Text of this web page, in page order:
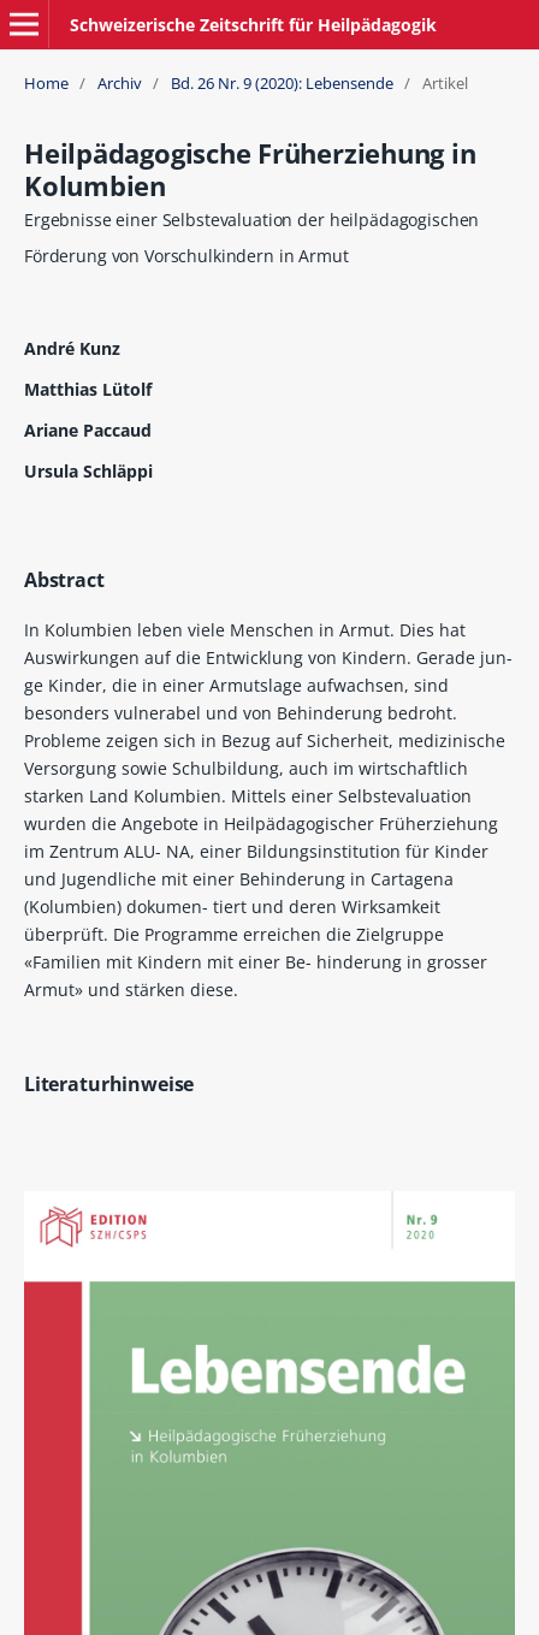
Schweizerische Zeitschrift für Heilpädagogik
Home / Archiv / Bd. 26 Nr. 9 (2020): Lebensende / Artikel
Heilpädagogische Früherziehung in
Kolumbien
Ergebnisse einer Selbstevaluation der heilpädagogischen
Förderung von Vorschulkindern in Armut
André Kunz
Matthias Lütolf
Ariane Paccaud
Ursula Schläppi
Abstract
In Kolumbien leben viele Menschen in Armut. Dies hat
Auswirkungen auf die Entwicklung von Kindern. Gerade jun-
ge Kinder, die in einer Armutslage aufwachsen, sind
besonders vulnerabel und von Behinderung bedroht.
Probleme zeigen sich in Bezug auf Sicherheit, medizinische
Versorgung sowie Schulbildung, auch im wirtschaftlich
starken Land Kolumbien. Mittels einer Selbstevaluation
wurden die Angebote in Heilpädagogischer Früherziehung
im Zentrum ALU- NA, einer Bildungsinstitution für Kinder
und Jugendliche mit einer Behinderung in Cartagena
(Kolumbien) dokumen- tiert und deren Wirksamkeit
überprüft. Die Programme erreichen die Zielgruppe
«Familien mit Kindern mit einer Be- hinderung in grosser
Armut» und stärken diese.
Literaturhinweise